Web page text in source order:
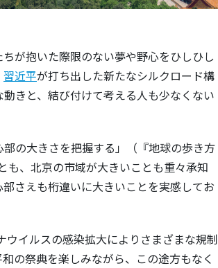
が抱いた際限のない夢や野心をひしひし
習近平が打ち出した新たなシルクロード構
きと、結び付けて考える人も少なくない
の大きさを把握する」（『地球の歩き方
も、北京の市域が大きいことも重々承知
さえも桁違いに大きいことを実感してお
ウイルスの感染拡大によりさまざまな規制
の祭典を楽しみながら、この途方もなく